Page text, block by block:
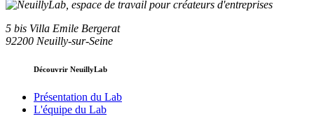
5 bis Villa Emile Bergerat
92200 Neuilly-sur-Seine
Découvrir NeuillyLab
Présentation du Lab
L'équipe du Lab